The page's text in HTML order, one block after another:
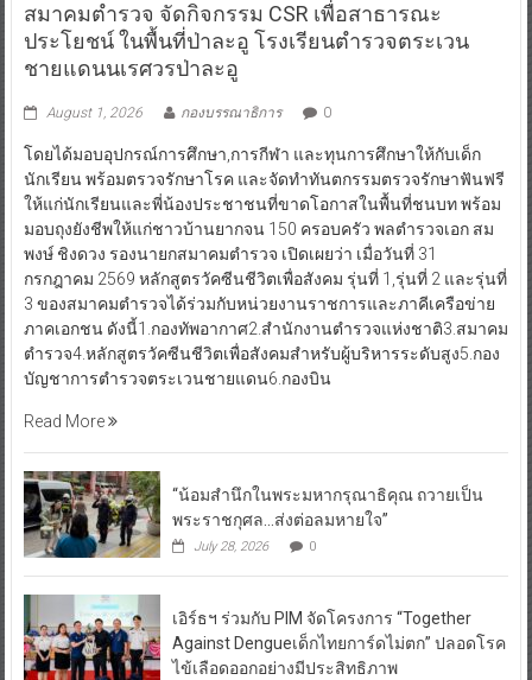
สมาคมตำรวจ จัดกิจกรรม CSR เพื่อสาธารณะ
ประโยชน์ ในพื้นที่ป่าละอู โรงเรียนตำรวจตระเวน
ชายแดนนเรศวรป่าละอู
August 1, 2026 กองบรรณาธิการ 0
โดยได้มอบอุปกรณ์การศึกษา,การกีฬา และทุนการศึกษาให้กับเด็ก
นักเรียน พร้อมตรวจรักษาโรค และจัดทำทันตกรรมตรวจรักษาฟันฟรี
ให้แก่นักเรียนและพี่น้องประชาชนที่ขาดโอกาสในพื้นที่ชนบท พร้อม
มอบถุงยังชีพให้แก่ชาวบ้านยากจน 150 ครอบครัว พลตำรวจเอก สม
พงษ์ ชิงดวง รองนายกสมาคมตำรวจ เปิดเผยว่า เมื่อวันที่ 31
กรกฎาคม 2569 หลักสูตรวัคซีนชีวิตเพื่อสังคม รุ่นที่ 1,รุ่นที่ 2 และรุ่นที่
3 ของสมาคมตำรวจได้ร่วมกับหน่วยงานราชการและภาคีเครือข่าย
ภาคเอกชน ดังนี้1.กองทัพอากาศ2.สำนักงานตำรวจแห่งชาติ3.สมาคม
ตำรวจ4.หลักสูตรวัคซีนชีวิตเพื่อสังคมสำหรับผู้บริหารระดับสูง5.กอง
บัญชาการตำรวจตระเวนชายแดน6.กองบิน
Read More
“น้อมสำนึกในพระมหากรุณาธิคุณ ถวายเป็น
พระราชกุศล…ส่งต่อลมหายใจ”
July 28, 2026 0
เอิร์ธฯ ร่วมกับ PIM จัดโครงการ “Together
Against Dengueเด็กไทยการ์ดไม่ตก” ปลอดโรค
ไข้เลือดออกอย่างมีประสิทธิภาพ